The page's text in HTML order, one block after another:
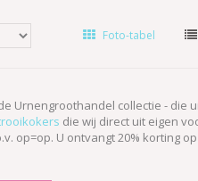
Foto-tabel
Urnengroothandel collectie -
die wij direct uit eigen
op=op. U ontvangt 20% korting